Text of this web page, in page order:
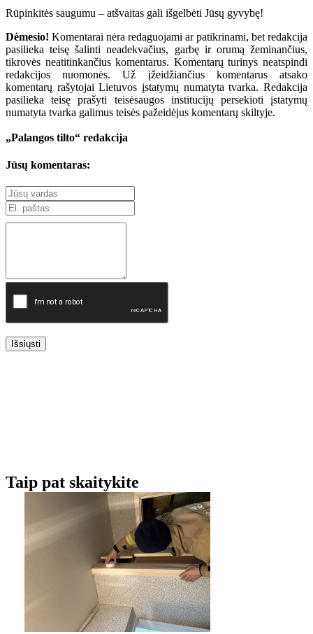
Rūpinkitės saugumu – atšvaitas gali išgelbėti Jūsų gyvybę!
Dėmesio! Komentarai nėra redaguojami ar patikrinami, bet redakcija
pasilieka teisę šalinti neadekvačius, garbę ir orumą žeminančius,
tikrovės neatitinkančius komentarus. Komentarų turinys neatspindi
redakcijos nuomonės. Už įžeidžiančius komentarus atsako
komentarų rašytojai Lietuvos įstatymų numatyta tvarka. Redakcija
pasilieka teisę prašyti teisėsaugos institucijų persekioti įstatymų
numatyta tvarka galimus teisės pažeidėjus komentarų skiltyje.
„Palangos tilto“ redakcija
Jūsų komentaras:
Išsiųsti
Taip pat skaitykite